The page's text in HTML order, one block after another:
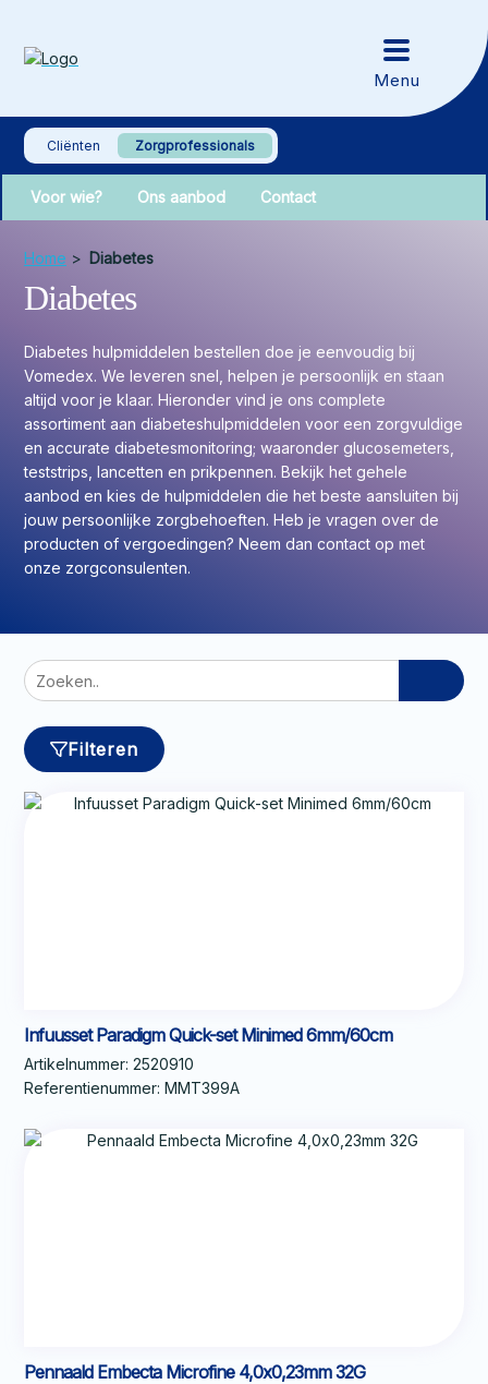
Cliënten Zorgprofessionals
Voor wie? Ons aanbod Contact
Home > Diabetes
Diabetes
Diabetes hulpmiddelen bestellen doe je eenvoudig bij
Vomedex. We leveren snel, helpen je persoonlijk en staan
altijd voor je klaar. Hieronder vind je ons complete
assortiment aan diabeteshulpmiddelen voor een zorgvuldige
en accurate diabetesmonitoring; waaronder glucosemeters,
teststrips, lancetten en prikpennen. Bekijk het gehele
aanbod en kies de hulpmiddelen die het beste aansluiten bij
jouw persoonlijke zorgbehoeften. Heb je vragen over de
producten of vergoedingen? Neem dan contact op met
onze zorgconsulenten.
Zoeken
naar:
Filteren
Infuusset Paradigm Quick-set Minimed 6mm/60cm
Artikelnummer: 2520910
Referentienummer: MMT399A
Pennaald Embecta Microfine 4,0x0,23mm 32G